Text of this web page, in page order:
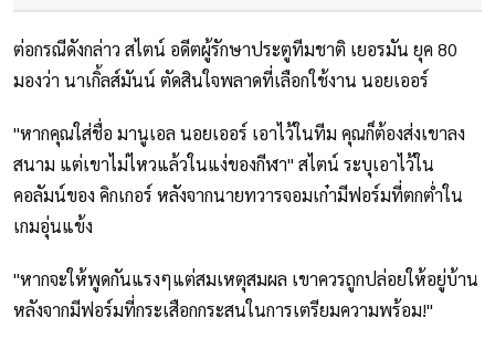
ต่อกรณีดังกล่าว สไตน์ อดีตผู้รักษาประตูทีมชาติ เยอรมัน ยุค 80
มองว่า นาเกิ้ลส์มันน์ ตัดสินใจพลาดที่เลือกใช้งาน นอยเออร์
"หากคุณใส่ชื่อ มานูเอล นอยเออร์ เอาไว้ในทีม คุณก็ต้องส่งเขาลง
สนาม แต่เขาไม่ไหวแล้วในแง่ของกีฬา" สไตน์ ระบุเอาไว้ใน
คอลัมน์ของ คิกเกอร์ หลังจากนายทวารจอมเก๋ามีฟอร์มที่ตกต่ำใน
เกมอุ่นแข้ง
"หากจะให้พูดกันแรงๆแต่สมเหตุสมผล เขาควรถูกปล่อยให้อยู่บ้าน
หลังจากมีฟอร์มที่กระเสือกกระสนในการเตรียมความพร้อม!"